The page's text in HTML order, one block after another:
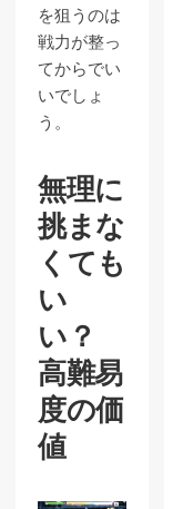
を狙うのは
戦力が整っ
てからでい
いでしょ
う。
無理に
挑まな
くても
い
い？
高難易
度の価
値